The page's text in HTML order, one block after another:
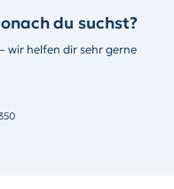
du suchst?
– wir helfen dir sehr gerne